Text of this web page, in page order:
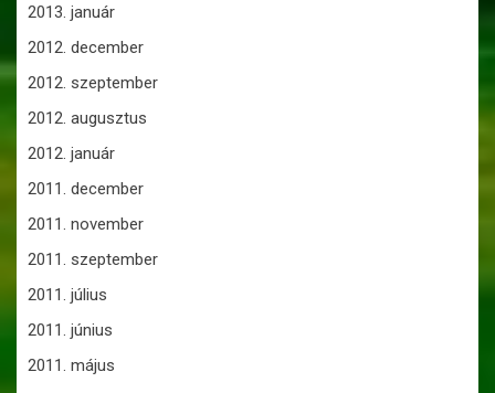
2013. január
2012. december
2012. szeptember
2012. augusztus
2012. január
2011. december
2011. november
2011. szeptember
2011. július
2011. június
2011. május